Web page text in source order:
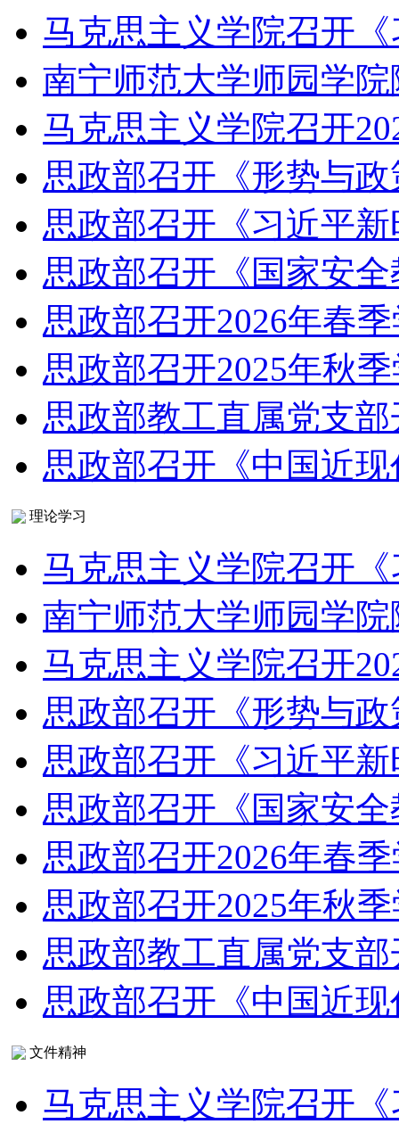
马克思主义学院召开
南宁师范大学师园学
马克思主义学院召开
思政部召开《形势与
思政部召开《习近平
思政部召开《国家安
思政部召开2026年春
思政部召开2025年秋
思政部教工直属党支
思政部召开《中国近
理论学习
马克思主义学院召开
南宁师范大学师园学
马克思主义学院召开
思政部召开《形势与
思政部召开《习近平
思政部召开《国家安
思政部召开2026年春
思政部召开2025年秋
思政部教工直属党支
思政部召开《中国近
文件精神
马克思主义学院召开